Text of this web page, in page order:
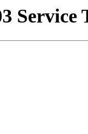
Service